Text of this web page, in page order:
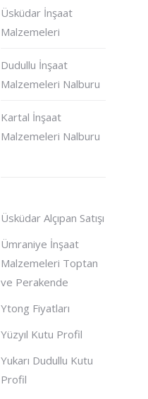
Üsküdar İnşaat
Malzemeleri
Dudullu İnşaat
Malzemeleri Nalburu
Kartal İnşaat
Malzemeleri Nalburu
Üsküdar Alçıpan Satışı
Ümraniye İnşaat
Malzemeleri Toptan
ve Perakende
Ytong Fiyatları
Yüzyıl Kutu Profil
Yukarı Dudullu Kutu
Profil